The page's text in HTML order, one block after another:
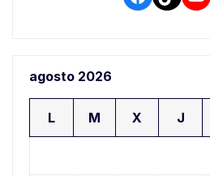
agosto 2026
L M X J